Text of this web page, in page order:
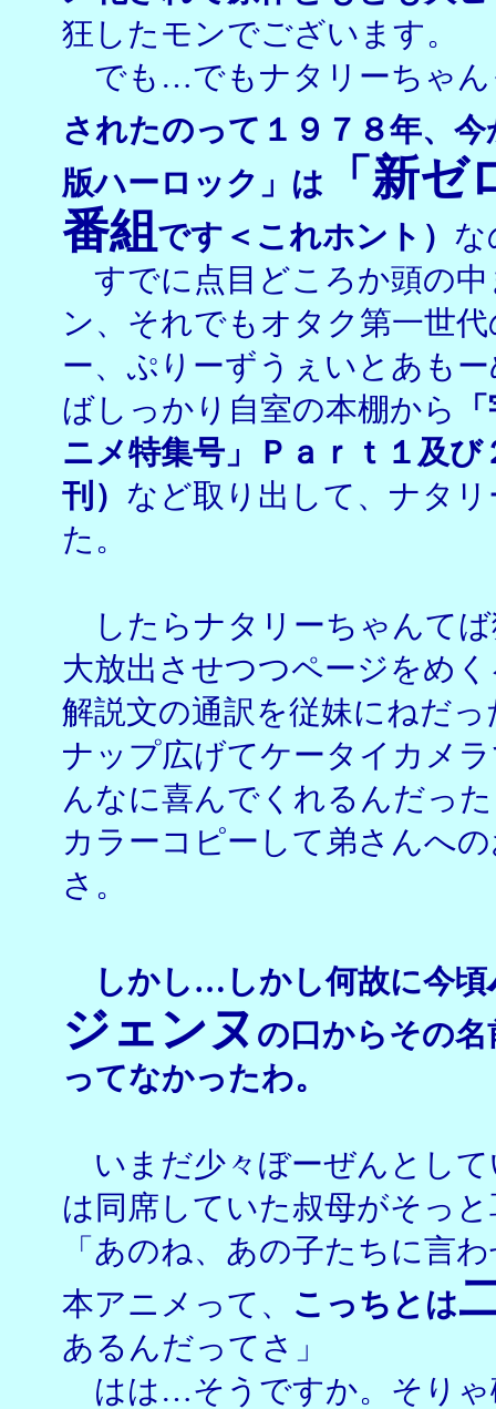
狂したモンでございます。
でも…でもナタリーちゃ
されたのって１９７８年、今
版ハーロック」は
「新
番組 です＜これホント） な
すでに点目どころか頭の
ン、それでもオタク第一世
ー、ぷりーずうぇいとあも
ばしっかり自室の本棚から
ニメ特集号」Ｐａｒｔ１及
刊） など取り出して、ナタ
た。
したらナタリーちゃんてば
大放出させつつページをめ
解説文の通訳を従妹にねだ
ナップ広げてケータイカメ
んなに喜んでくれるんだっ
カラーコピーして弟さんへ
さ。
しかし…しかし何故に今頃
ジェンヌ の口からその
ってなかったわ。
いまだ少々ぼーぜんとして
は同席していた叔母がそっ
「あのね、あの子たちに言
本アニメって、 こっちとは
あるんだってさ」
はは…そうですか。そりゃ